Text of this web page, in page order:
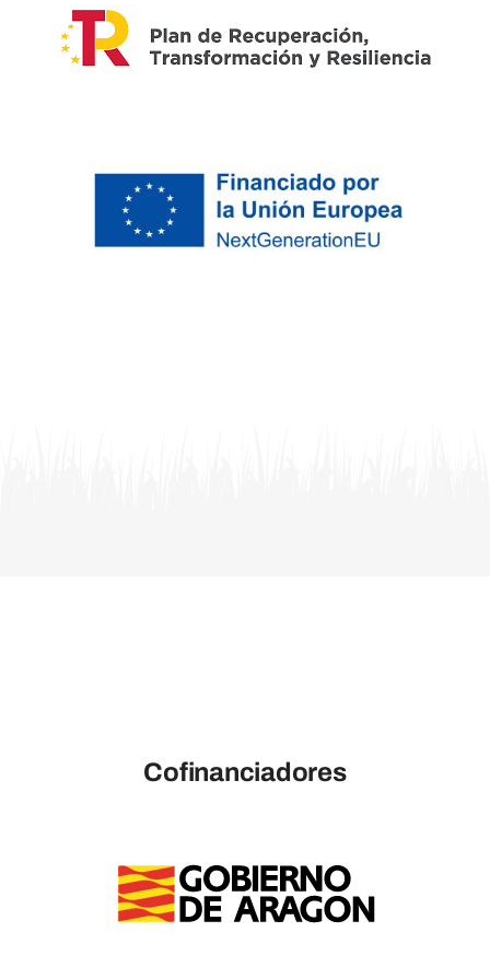
Cofinanciadores